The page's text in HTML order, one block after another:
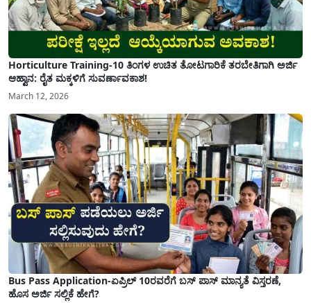
Horticulture Training-10 ತಿಂಗಳ ಉಚಿತ ತೋಟಗಾರಿಕೆ ತರಬೇತಿಗಾಗಿ ಅರ್ಜಿ
ಆಹ್ವಾನ: ರೈತ ಮಕ್ಕಳಿಗೆ ಸುವರ್ಣಾವಕಾಶ!
March 12, 2026
Bus Pass Application-ಏಪ್ರಿಲ್ 10ರವರೆಗೆ ಬಸ್ ಪಾಸ್ ಮಾನ್ಯತೆ ವಿಸ್ತರಣೆ,
ಹೊಸ ಅರ್ಜಿ ಸಲ್ಲಿಕೆ ಹೇಗೆ?